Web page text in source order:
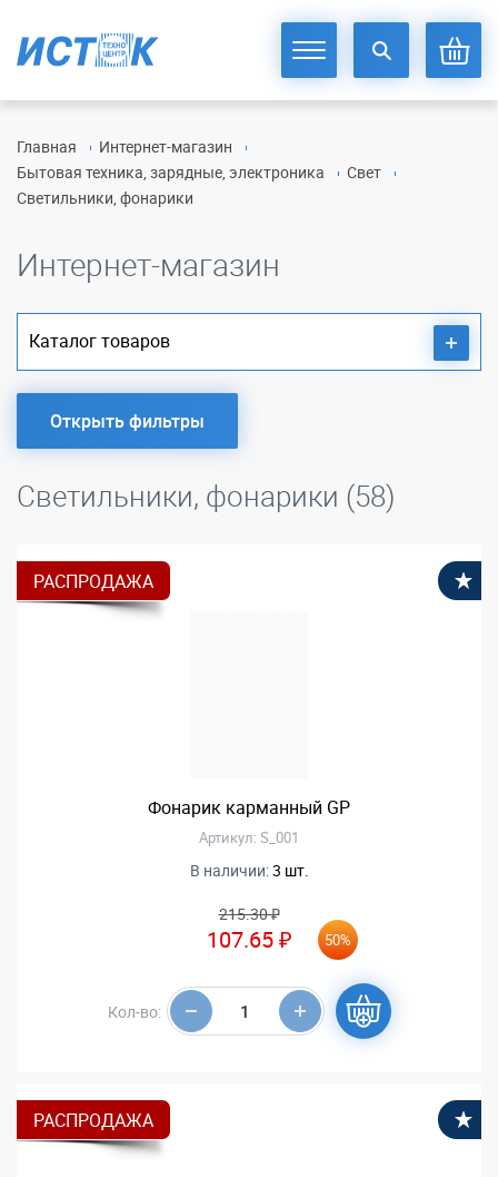
Главная
Интернет-магазин
Бытовая техника, зарядные, электроника
Свет
Светильники, фонарики
Интернет-магазин
Каталог товаров
Открыть фильтры
Светильники, фонарики (58)
РАСПРОДАЖА
Фонарик карманный GP
Артикул: S_001
В наличии:3 шт.
215.30 ₽
107.65 ₽ 50%
Кол-во:
РАСПРОДАЖА